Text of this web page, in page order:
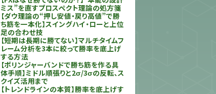
ミス”を直すプロスペクト理論の処方箋
【ダウ理論の“押し安値・戻り高値”で勝
ち筋を一本化】スイングハイ・ローと上位
足の合わせ技
【短期は長期に勝てない】マルチタイムフ
レーム分析を3本に絞って勝率を底上げ
する方法
【ボリンジャーバンドで勝ち筋を作る具
体手順】ミドル順張りと2σ/3σの反転、ス
クイズ活用まで
【トレンドラインの本質】勝率を底上げす